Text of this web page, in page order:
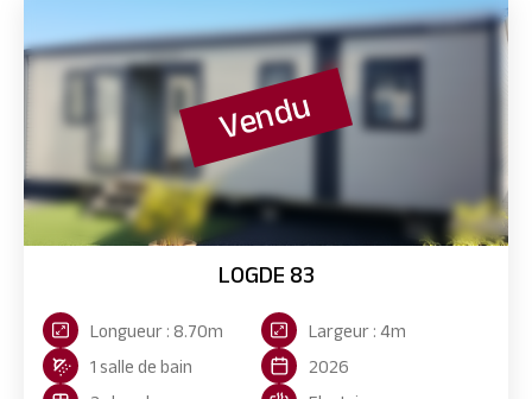
Vendu
LOGDE 83
Longueur : 8.70m
Largeur : 4m
1 salle de bain
2026